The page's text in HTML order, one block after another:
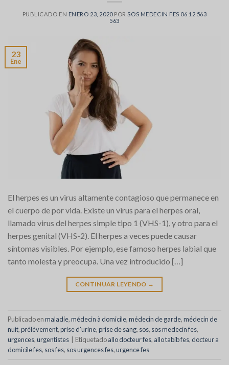
PUBLICADO EN ENERO 23, 2020POR SOS MEDECIN FES 06 12 563
563
23
Ene
El herpes es un virus altamente contagioso que permanece en
el cuerpo de por vida. Existe un virus para el herpes oral,
llamado virus del herpes simple tipo 1 (VHS-1), y otro para el
herpes genital (VHS-2). El herpes a veces puede causar
síntomas visibles. Por ejemplo, ese famoso herpes labial que
tanto molesta y preocupa. Una vez introducido […]
CONTINUAR LEYENDO →
Publicado enmaladie,médecin à domicile,médecin de garde,médecin de
nuit,prélèvement,prise d'urine,prise de sang, sos, sos medecin fes,
urgences,urgentistes Etiquetadoallo docteur fes, allo tabib fes, docteur a
domicile fes, sos fes, sos urgences fes,urgence fes